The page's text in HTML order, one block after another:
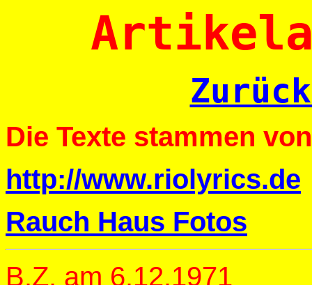
Die Texte stammen
http://www.riolyrics.de
Rauch Haus Fotos
B.Z. am 6.12.1971